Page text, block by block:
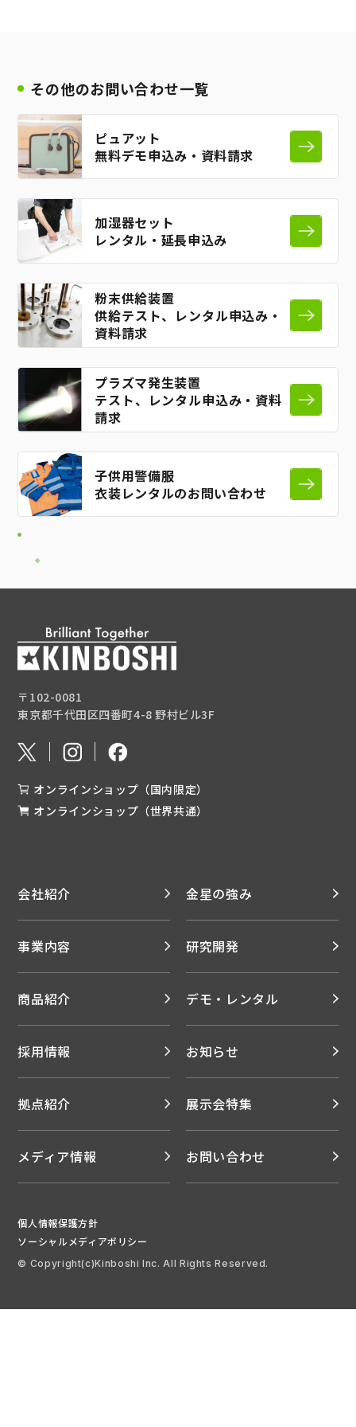
その他のお問い合わせ一覧
ピュアット
無料デモ申込み・資料請求
加湿器セット
レンタル・延長申込み
粉末供給装置
供給テスト、レンタル申込み・
資料請求
プラズマ発生装置
テスト、レンタル申込み・資料
請求
子供用警備服
衣装レンタルのお問い合わせ
〒102-0081
東京都千代田区四番町4-8 野村ビル3F
オンラインショップ（国内限定）
オンラインショップ（世界共通）
会社紹介 金星の強み
事業内容 研究開発
商品紹介 デモ・レンタル
採用情報 お知らせ
拠点紹介 展示会特集
メディア情報 お問い合わせ
個人情報保護方針
ソーシャルメディアポリシー
© Copyright(c)Kinboshi Inc. All Rights Reserved.